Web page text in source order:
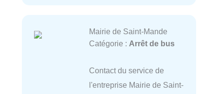
Mairie de Saint-Mande
Catégorie : Arrêt de bus
Contact du service de
l'entreprise Mairie de Saint-